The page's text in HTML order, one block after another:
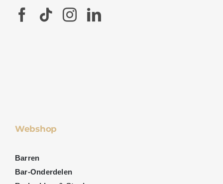
Webshop
Barren
Bar-Onderdelen